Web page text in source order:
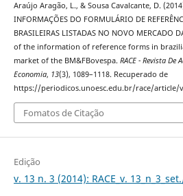
Araújo Aragão, L., & Sousa Cavalcante, D.
INFORMAÇÕES DO FORMULÁRIO DE
BRASILEIRAS LISTADAS NO NOVO MERCADO
of the information of reference forms in
market of the BM&FBovespa. RACE - Revista
Economia, 13(3), 1089–1118. Recuperado de
https://periodicos.unoesc.edu.br/race/article/
Fomatos de Citação
Edição
v. 13 n. 3 (2014): RACE_v.